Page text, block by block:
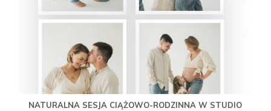
NATURALNA SESJA CIĄŻOWO-RODZINNA W STUDIO